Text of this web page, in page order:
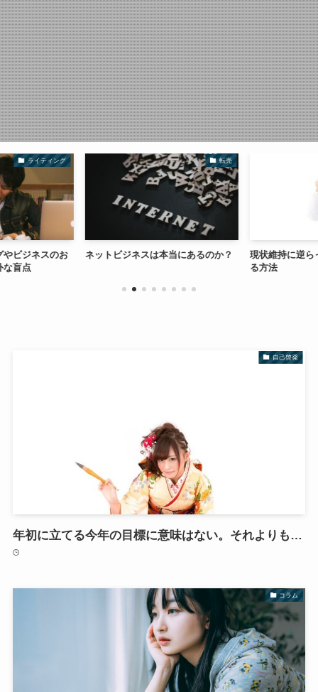
ライティング
ビジネスのお
盲点
転売
ネットビジネスは本当にあるのか？
現状維持に逆ら
る方法
自己啓発
年初に立てる今年の目標に意味はない。それよりも…
コラム